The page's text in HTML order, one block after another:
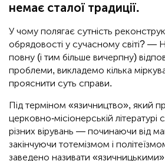
немає сталої традиції.
У чому полягає сутність
обрядовості у сучасному світі? —
повну (і тим більше вичерпну)
проблеми, викладемо кілька
прояснити суть справи.
Під терміном «язичництво», який
церковно-місіонерській літературі
різних вірувань — починаючи від
закінчуючи тотемізмом і
заведено називати «язичницькими»